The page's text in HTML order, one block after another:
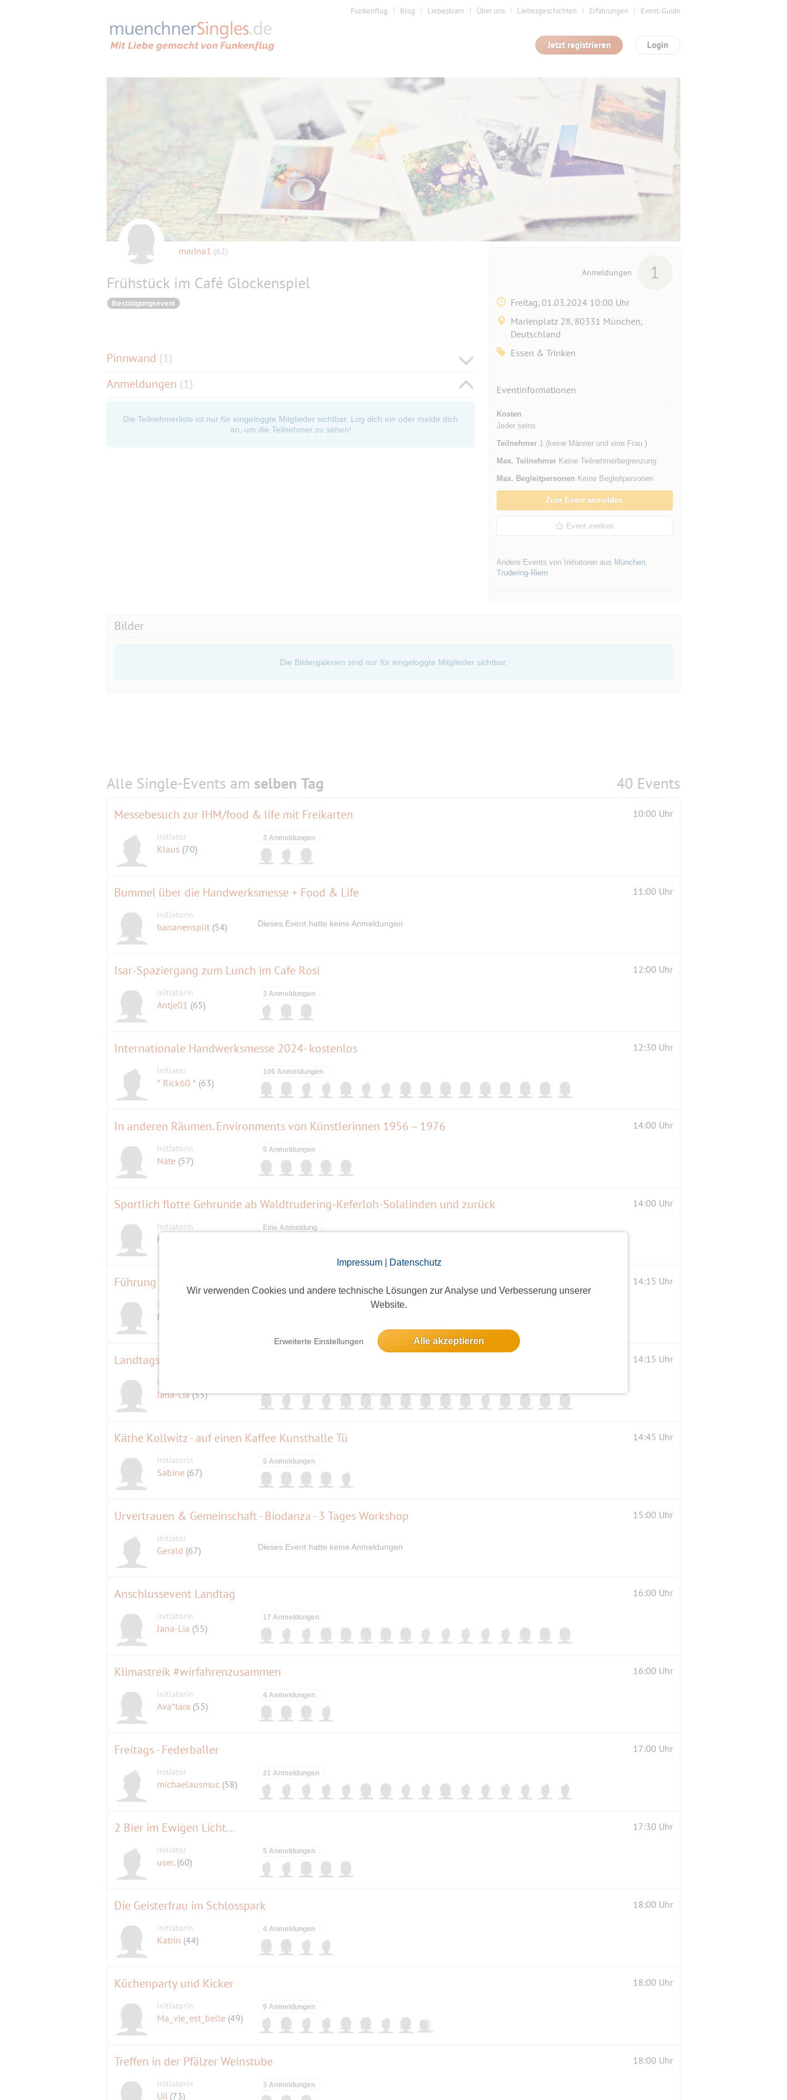
Impressum| Datenschutz
Wir verwenden Cookies und andere technische Lösungen zur Analyse und Verbesserung unserer
Website.
Erweiterte Einstellungen Alle akzeptieren
Funkenflug Blog Liebeskram Über uns Liebesgeschichten Erfahrungen Event-Guide
Login
Jetzt registrieren
marina1 (62)
Frühstück im Café Glockenspiel
Bestätigungsevent
Pinnwand (1)
Anmeldungen (1)
Die Teilnehmerliste ist nur für eingeloggte Mitglieder sichtbar. Log dich ein oder melde dich
an, um die Teilnehmer zu sehen!
Anmeldungen 1
Freitag, 01.03.2024 10:00 Uhr
Marienplatz 28, 80331 München,
Deutschland
Essen & Trinken
Eventinformationen
Kosten
Jeder seins
Teilnehmer1 (keine Männer und eine Frau )
Max. TeilnehmerKeine Teilnehmerbegrenzung
Max. Begleitpersonen Keine Begleitpersonen
Zum Event anmelden
Event merken
Andere Events von Initiatoren aus München,
Trudering-Riem
Bilder
Die Bildergalerien sind nur für eingeloggte Mitglieder sichtbar.
Alle Single-Events am selben Tag 40 Events
Messebesuch zur IHM/food & life mit Freikarten 10:00 Uhr
Initiator
Klaus (70)
3 Anmeldungen
Bummel über die Handwerksmesse + Food & Life 11:00 Uhr
Initiatorin
bananensplit (54) Dieses Event hatte keine Anmeldungen
Isar-Spaziergang zum Lunch im Cafe Rosi 12:00 Uhr
Initiatorin
Antje01 (65)
3 Anmeldungen
Internationale Handwerksmesse 2024- kostenlos 12:30 Uhr
Initiator
* Rick60 * (63)
106 Anmeldungen
In anderen Räumen. Environments von Künstlerinnen 1956 – 1976 14:00 Uhr
Initiatorin
Nate (57)
5 Anmeldungen
Sportlich flotte Gehrunde ab Waldtrudering-Keferloh-Solalinden und zurück 14:00 Uhr
Initiatorin
Freizeitspaß
Eine Anmeldung
Führung durch die Villa Reitzenstein, dem Amtssitz des Ministerpräsidenten 14:15 Uhr
Initiatorin
Einfach Gaby
Landtagsbesuch 14:15 Uhr
Initiatorin
Jana-Lia(55)
Käthe Kollwitz - auf einen Kaffee Kunsthalle Tü 14:45 Uhr
Initiatorin
Sabine (67)
5 Anmeldungen
Urvertrauen & Gemeinschaft - Biodanza - 3 Tages Workshop 15:00 Uhr
Initiator
Gerald (67) Dieses Event hatte keine Anmeldungen
Anschlussevent Landtag 16:00 Uhr
Initiatorin
Jana-Lia (55)
17 Anmeldungen
Klimastreik #wirfahrenzusammen 16:00 Uhr
Initiatorin
Ava*tara (55)
4 Anmeldungen
Freitags - Federballer 17:00 Uhr
Initiator
michaelausmuc (58)
21 Anmeldungen
2 Bier im Ewigen Licht... 17:30 Uhr
Initiator
user.(60)
5 Anmeldungen
Die Geisterfrau im Schlosspark 18:00 Uhr
Initiatorin
Katrin (44)
4 Anmeldungen
Küchenparty und Kicker 18:00 Uhr
Initiatorin
Ma_vie_est_belle (49)
9 Anmeldungen
Treffen in der Pfälzer Weinstube 18:00 Uhr
Initiatorin
Uii (73)
3 Anmeldungen